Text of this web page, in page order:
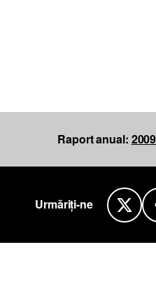
Raport anual:
Urmăriți-ne